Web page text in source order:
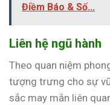
Điềm Báo & Số...
Liên hệ ngũ hành
Theo quan niệm
tượng trưng cho sự
sắc may mắn liên